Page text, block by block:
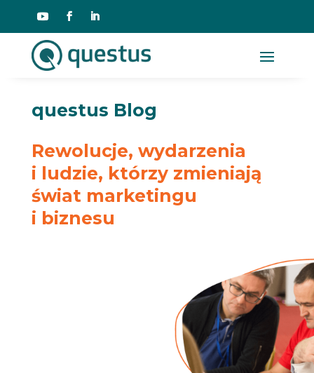
questus Blog
Rewolucje, wydarzenia
i ludzie, którzy zmieniają
świat marketingu
i biznesu